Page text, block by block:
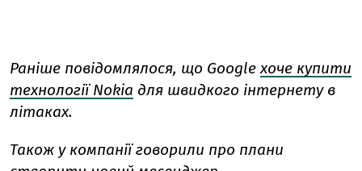
Раніше повідомлялося, що Googleхоче купити
технології Nokia для швидкого інтернету в
літаках.
Також у компанії говорили про плани